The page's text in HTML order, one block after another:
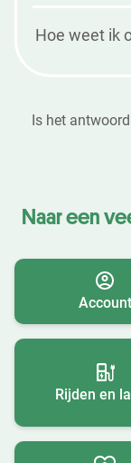
Hoe weet ik
Is het
Naar een
Account
Rijden en